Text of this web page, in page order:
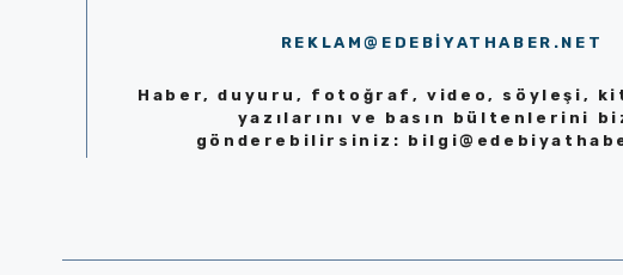
REKLAM@EDEBIYATHABER.NET
Haber, duyuru, fotoğraf, video, söyleşi,
yazılarını ve basın bültenlerini
gönderebilirsiniz: